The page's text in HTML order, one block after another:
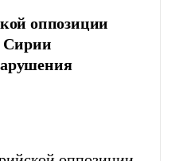
оппозиции
Сирии